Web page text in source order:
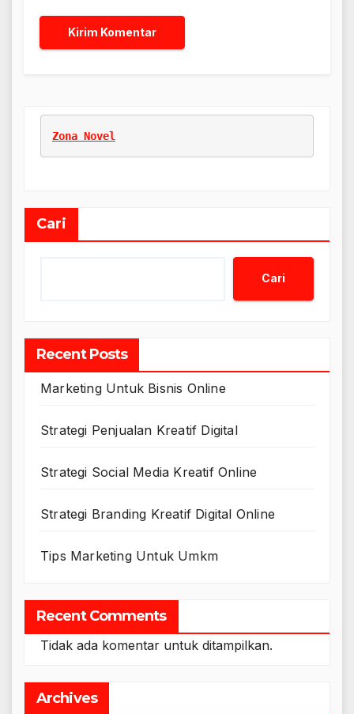
Zona Novel
Cari
Cari
Recent Posts
Marketing Untuk Bisnis Online
Strategi Penjualan Kreatif Digital
Strategi Social Media Kreatif Online
Strategi Branding Kreatif Digital Online
Tips Marketing Untuk Umkm
Recent Comments
Tidak ada komentar untuk ditampilkan.
Archives